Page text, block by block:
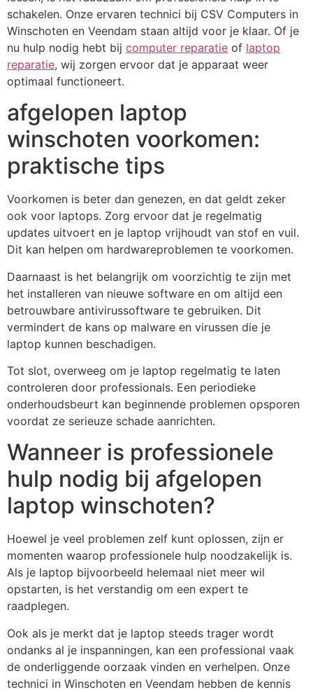
schakelen. Onze ervaren technici bij CSV Computers in
Winschoten en Veendam staan altijd voor je klaar. Of je
nu hulp nodig hebt bij computer reparatie of laptop
reparatie, wij zorgen ervoor dat je apparaat weer
optimaal functioneert.
afgelopen laptop
winschoten voorkomen:
praktische tips
Voorkomen is beter dan genezen, en dat geldt zeker
ook voor laptops. Zorg ervoor dat je regelmatig
updates uitvoert en je laptop vrijhoudt van stof en vuil.
Dit kan helpen om hardwareproblemen te voorkomen.
Daarnaast is het belangrijk om voorzichtig te zijn met
het installeren van nieuwe software en om altijd een
betrouwbare antivirussoftware te gebruiken. Dit
vermindert de kans op malware en virussen die je
laptop kunnen beschadigen.
Tot slot, overweeg om je laptop regelmatig te laten
controleren door professionals. Een periodieke
onderhoudsbeurt kan beginnende problemen opsporen
voordat ze serieuze schade aanrichten.
Wanneer is professionele
hulp nodig bij afgelopen
laptop winschoten?
Hoewel je veel problemen zelf kunt oplossen, zijn er
momenten waarop professionele hulp noodzakelijk is.
Als je laptop bijvoorbeeld helemaal niet meer wil
opstarten, is het verstandig om een expert te
raadplegen.
Ook als je merkt dat je laptop steeds trager wordt
ondanks al je inspanningen, kan een professional vaak
de onderliggende oorzaak vinden en verhelpen. Onze
technici in Winschoten en Veendam hebben de kennis